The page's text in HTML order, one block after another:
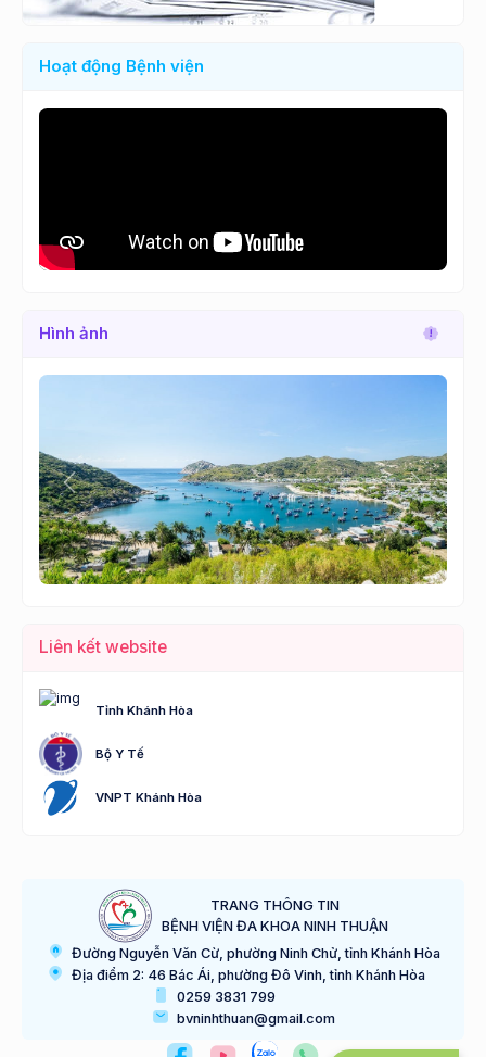
Hoạt động Bệnh viện
Hình ảnh
Lùi Tới
Liên kết website
Tỉnh Khánh Hòa
Bộ Y Tế
VNPT Khánh Hòa
TRANG THÔNG TIN
BỆNH VIỆN ĐA KHOA NINH THUẬN
Đường Nguyễn Văn Cừ, phường Ninh Chử, tỉnh Khánh Hòa
Địa điểm 2: 46 Bác Ái, phường Đô Vinh, tỉnh Khánh Hòa
0259 3831 799
bvninhthuan@gmail.com